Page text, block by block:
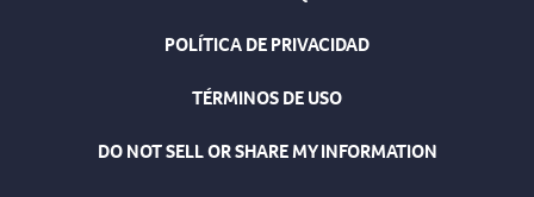
POLÍTICA DE PRIVACIDAD
TÉRMINOS DE USO
DO NOT SELL OR SHARE MY INFORMATION